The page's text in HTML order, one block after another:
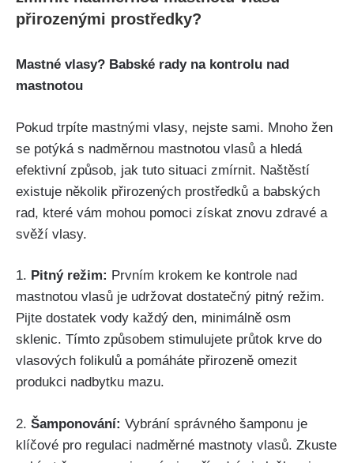
přirozenými prostředky?
Mastné vlasy? Babské rady ‌na kontrolu nad
mastnotou
Pokud trpíte mastnými vlasy, nejste sami. Mnoho žen
se⁣ potýká s nadměrnou mastnotou vlasů a hledá⁢
efektivní⁤ způsob,⁤ jak ⁤tuto ‍situaci zmírnit. Naštěstí
existuje několik ‍přirozených prostředků ⁢a babských
rad,​ které⁤ vám mohou pomoci získat znovu zdravé a
svěží vlasy.
1.⁣ Pitný režim: Prvním krokem ke kontrole nad
⁤mastnotou vlasů je‌ udržovat ⁤dostatečný pitný režim.
Pijte dostatek vody každý⁣ den, minimálně osm ​
sklenic. Tímto způsobem​ stimulujete průtok​ krve do
vlasových folikulů ‍a pomáháte přirozeně omezit
produkci ‍nadbytku ​mazu.
2. Šamponování: Vybrání správného​ šamponu je
klíčové pro regulaci nadměrné mastnoty vlasů. Zkuste